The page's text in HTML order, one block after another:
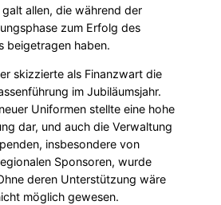
allen, die während der
zum Erfolg des
beigetragen haben.
skizzierte als Finanzwart die
im Jubiläumsjahr.
Uniformen stellte eine hohe
dar, und auch die Verwaltung
insbesondere von
Sponsoren, wurde
deren Unterstützung wäre
möglich gewesen.